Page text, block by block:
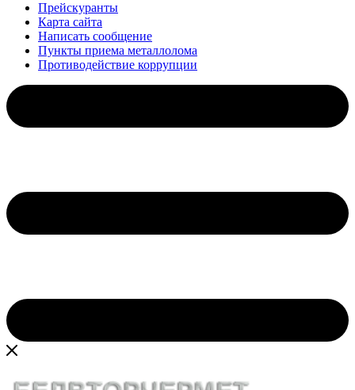
Прейскуранты
Карта сайта
Написать сообщение
Пункты приема металлолома
Противодействие коррупции